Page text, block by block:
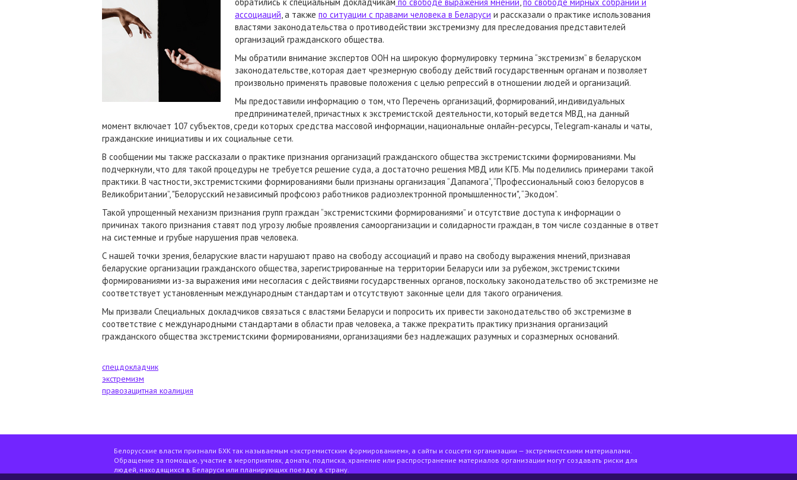
ассоциаций, а также по ситуации с правами человека в Беларуси и рассказали о практике использования
властями законодательства о противодействии экстремизму для преследования представителей
организаций гражданского общества.
Мы обратили внимание экспертов ООН на широкую формулировку термина “экстремизм” в беларуском
законодательстве, которая дает чрезмерную свободу действий государственным органам и позволяет
произвольно применять правовые положения с целью репрессий в отношении людей и организаций.
Мы предоставили информацию о том, что Перечень организаций, формирований, индивидуальных
предпринимателей, причастных к экстремистской деятельности, который ведется МВД, на данный
момент включает 107 субъектов, среди которых средства массовой информации, национальные онлайн-ресурсы, Telegram-каналы и чаты,
гражданские инициативы и их социальные сети.
В сообщении мы также рассказали о практике признания организаций гражданского общества экстремистскими формированиями. Мы
подчеркнули, что для такой процедуры не требуется решение суда, а достаточно решения МВД или КГБ. Мы поделились примерами такой
практики. В частности, экстремистскими формированиями были признаны организация “Дапамога”, “Профессиональный союз белорусов в
Великобритании”, "Белорусский независимый профсоюз работников радиоэлектронной промышленности", “Экодом”.
Такой упрощенный механизм признания групп граждан “экстремистскими формированиями” и отсутствие доступа к информации о
причинах такого признания ставят под угрозу любые проявления самоорганизации и солидарности граждан, в том числе созданные в ответ
на системные и грубые нарушения прав человека.
С нашей точки зрения, беларуские власти нарушают право на свободу ассоциаций и право на свободу выражения мнений, признавая
беларуские организации гражданского общества, зарегистрированные на территории Беларуси или за рубежом, экстремистскими
формированиями из-за выражения ими несогласия с действиями государственных органов, поскольку законодательство об экстремизме не
соответствует установленным международным стандартам и отсутствуют законные цели для такого ограничения.
Мы призвали Специальных докладчиков связаться с властями Беларуси и попросить их привести законодательство об экстремизме в
соответствие с международными стандартами в области прав человека, а также прекратить практику признания организаций
гражданского общества экстремистскими формированиями, организациями без надлежащих разумных и соразмерных оснований.
спецдокладчик
экстремизм
правозащитная коалиция
Белорусские власти признали БХК так называемым «экстремистским формированием», а сайты и соцсети организации — экстремистскими материалами.
Обращение за помощью, участие в мероприятиях, донаты, подписка, хранение или распространение материалов организации могут создавать риски для
людей, находящихся в Беларуси или планирующих поездку в страну.